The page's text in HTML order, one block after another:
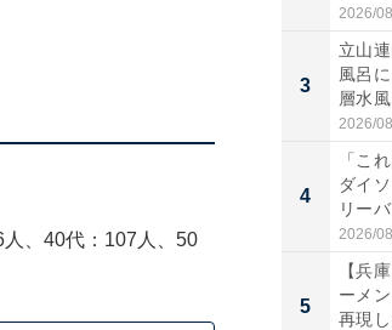
、40代：107人、50
ー...
2026/
3
立山
風呂
層水
帰...
2026/
4
「こ
ダイ
リー
わ...
2026/
5
【兵
ーメ
再現